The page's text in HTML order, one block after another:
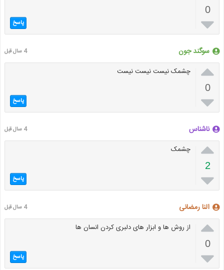
0
 پاسخ
سوگند جون 4 سال قبل

0

چشمک نیست نیست نیست
پاسخ
ناشناس 4 سال قبل

2

چشمک
پاسخ
النا رمضانی 4 سال قبل

0

از روش ها و ابزار های دلبری کردن انسان ها
پاسخ